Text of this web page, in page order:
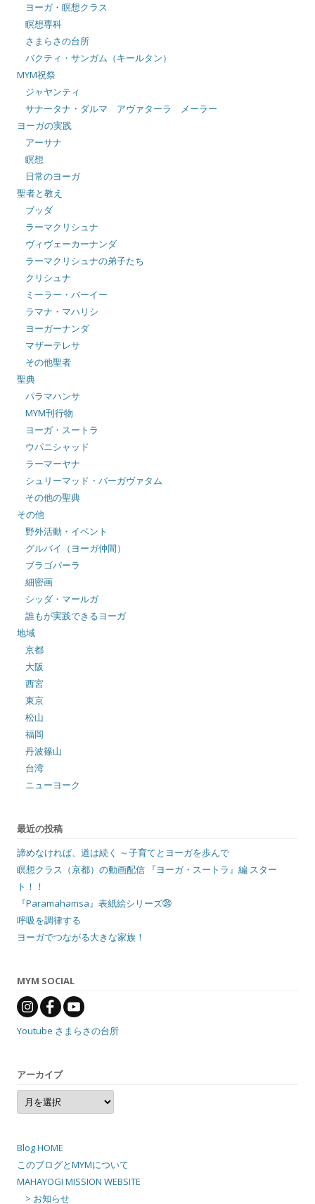
ヨーガ・瞑想クラス
瞑想専科
さまらさの台所
バクティ・サンガム（キールタン）
MYM祝祭
ジャヤンティ
サナータナ・ダルマ アヴァターラ メーラー
ヨーガの実践
アーサナ
瞑想
日常のヨーガ
聖者と教え
ブッダ
ラーマクリシュナ
ヴィヴェーカーナンダ
ラーマクリシュナの弟子たち
クリシュナ
ミーラー・バーイー
ラマナ・マハリシ
ヨーガーナンダ
マザーテレサ
その他聖者
聖典
パラマハンサ
MYM刊行物
ヨーガ・スートラ
ウパニシャッド
ラーマーヤナ
シュリーマッド・バーガヴァタム
その他の聖典
その他
野外活動・イベント
グルバイ（ヨーガ仲間）
ブラゴパーラ
細密画
シッダ・マールガ
誰もが実践できるヨーガ
地域
京都
大阪
西宮
東京
松山
福岡
丹波篠山
台湾
ニューヨーク
最近の投稿
諦めなければ、道は続く ～子育てとヨーガを歩んで
瞑想クラス（京都）の動画配信 『ヨーガ・スートラ』編 スター
ト！！
『Paramahamsa』表紙絵シリーズ㉔
呼吸を調律する
ヨーガでつながる大きな家族！
MYM SOCIAL
Youtube さまらさの台所
アーカイブ
ア
ー
カ
Blog HOME
このブログとMYMについて
MAHAYOGI MISSION WEBSITE
> お知らせ